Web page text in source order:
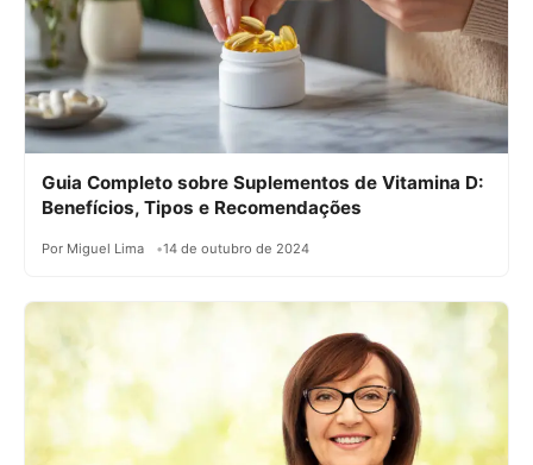
Guia Completo sobre Suplementos de Vitamina D:
Benefícios, Tipos e Recomendações
Por Miguel Lima 14 de outubro de 2024